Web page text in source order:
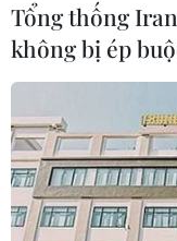
Tổng thống
không bị ép